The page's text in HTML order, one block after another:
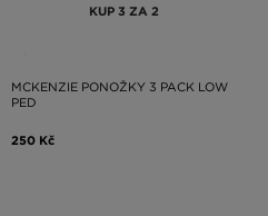
KUP 3 ZA 2
MCKENZIE PONOŽKY 3 PACK LOW
PED
250 Kč